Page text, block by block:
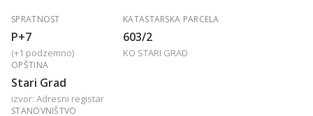
SPRATNOST
P+7
(+1 podzemno)
KATASTARSKA PARCELA
603/2
KO STARI GRAD
OPŠTINA
Stari Grad
izvor: Adresni registar
STANOVNIŠTVO